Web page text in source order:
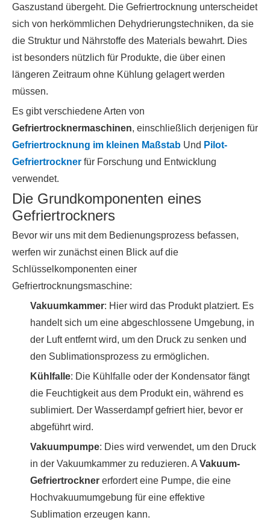
Gaszustand übergeht. Die Gefriertrocknung unterscheidet
sich von herkömmlichen Dehydrierungstechniken, da sie
die Struktur und Nährstoffe des Materials bewahrt. Dies
ist besonders nützlich für Produkte, die über einen
längeren Zeitraum ohne Kühlung gelagert werden
müssen.
Es gibt verschiedene Arten von
Gefriertrocknermaschinen, einschließlich derjenigen für
Gefriertrocknung im kleinen Maßstab Und Pilot-
Gefriertrockner für Forschung und Entwicklung
verwendet.
Die Grundkomponenten eines
Gefriertrockners
Bevor wir uns mit dem Bedienungsprozess befassen,
werfen wir zunächst einen Blick auf die
Schlüsselkomponenten einer
Gefriertrocknungsmaschine:
Vakuumkammer: Hier wird das Produkt platziert. Es
handelt sich um eine abgeschlossene Umgebung, in
der Luft entfernt wird, um den Druck zu senken und
den Sublimationsprozess zu ermöglichen.
Kühlfalle: Die Kühlfalle oder der Kondensator fängt
die Feuchtigkeit aus dem Produkt ein, während es
sublimiert. Der Wasserdampf gefriert hier, bevor er
abgeführt wird.
Vakuumpumpe: Dies wird verwendet, um den Druck
in der Vakuumkammer zu reduzieren. A Vakuum-
Gefriertrockner erfordert eine Pumpe, die eine
Hochvakuumumgebung für eine effektive
Sublimation erzeugen kann.